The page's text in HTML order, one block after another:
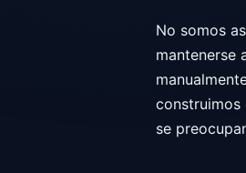
No somos
mantenerse
construimos
se